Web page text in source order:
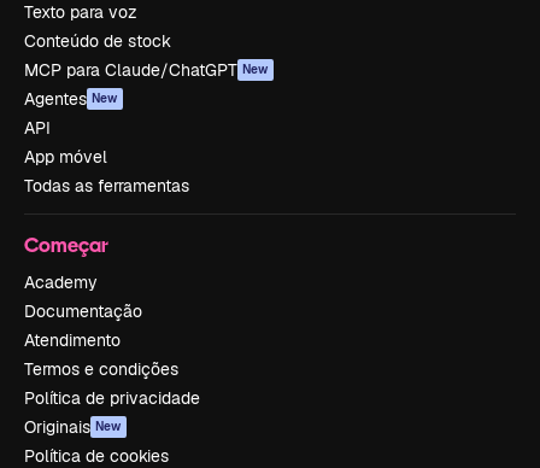
Texto para voz
Conteúdo de stock
MCP para Claude/ChatGPT New
Agentes New
API
App móvel
Todas as ferramentas
Começar
Academy
Documentação
Atendimento
Termos e condições
Política de privacidade
Originais New
Política de cookies